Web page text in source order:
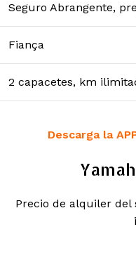
Seguro Abrangente,
Fiança
2 capacetes, km
Descarga la
Precio de alquiler del